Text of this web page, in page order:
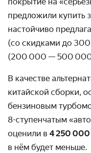
предложили купить
настойчиво
(со скидками до
(200 000 — 500 000
В качестве
китайской сборки,
бензиновым
8-ступенчатым
оценили в 4 250
в нём будет меньше.